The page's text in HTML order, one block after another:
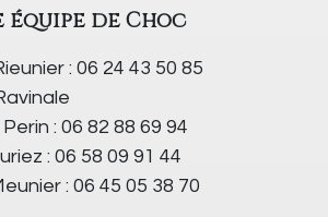
de Choc
: 06 24 43 50 85
: 06 82 88 69 94
: 06 58 09 91 44
: 06 45 05 38 70